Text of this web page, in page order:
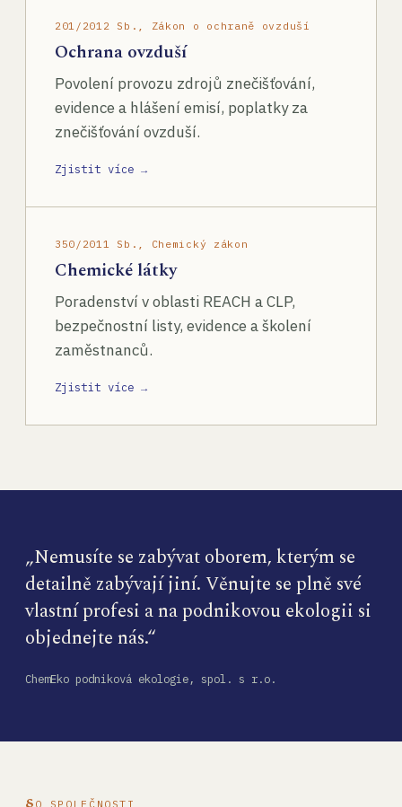
201/2012 Sb., Zákon o ochraně ovzduší
Ochrana ovzduší
Povolení provozu zdrojů znečišťování,
evidence a hlášení emisí, poplatky za
znečišťování ovzduší.
Zjistit více →
350/2011 Sb., Chemický zákon
Chemické látky
Poradenství v oblasti REACH a CLP,
bezpečnostní listy, evidence a školení
zaměstnanců.
Zjistit více →
„Nemusíte se zabývat oborem, kterým se
detailně zabývají jiní. Věnujte se plně své
vlastní profesi a na podnikovou ekologii si
objednejte nás.“
ChemEko podniková ekologie, spol. s r.o.
O SPOLEČNOSTI